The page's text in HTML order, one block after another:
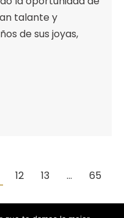
talante y
de sus joyas,
12 13 …
65